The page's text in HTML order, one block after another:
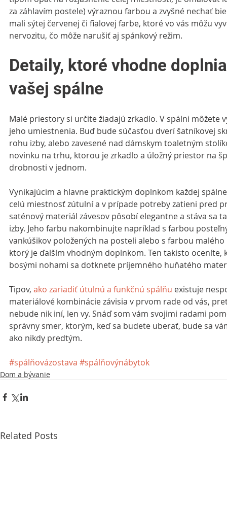
za záhlavím postele) výraznou farbou a zvyšné nechať
mali sýtej červenej či fialovej farbe, ktoré vo vás môžu
nervozitu, čo môže narušiť aj spánkový režim.
Detaily, ktoré vhodne
vašej spálne
Malé priestory si určite žiadajú zrkadlo. V spálni môžete
jeho umiestnenia. Buď bude súčasťou dverí šatníkovej
rohu izby, alebo zavesené nad dámskym toaletným
novinku na trhu, ktorou je zrkadlo a úložný priestor na
drobnosti v jednom.
Vynikajúcim a hlavne praktickým doplnkom každej
celú miestnosť zútulní a v prípade potreby zatieni pred
saténový materiál závesov pôsobí elegantne a stáva sa
izby. Jeho farbu nakombinujte napríklad s farbou
vankúšikov položených na posteli alebo s farbou
ktorý je ďalším vhodným doplnkom. Ten takisto oceníte,
bosými nohami sa dotknete príjemného huňatého
Tipov, ako zariadiť útulnú a funkčnú spálňu existuje
materiálové kombinácie závisia v prvom rade od vás,
nebude nik iní, len vy. Snáď som vám svojimi radami
správny smer, ktorým, keď sa budete uberať, bude sa
ako nikdy predtým.
#spálňovázostava #spálňovýnábytok
Dom a bývanie
Related Posts